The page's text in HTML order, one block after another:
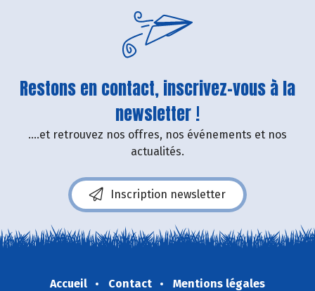
Restons en contact, inscrivez-vous à la
newsletter !
....et retrouvez nos offres, nos événements et nos
actualités.
Inscription newsletter
Accueil Contact
Mentions légales